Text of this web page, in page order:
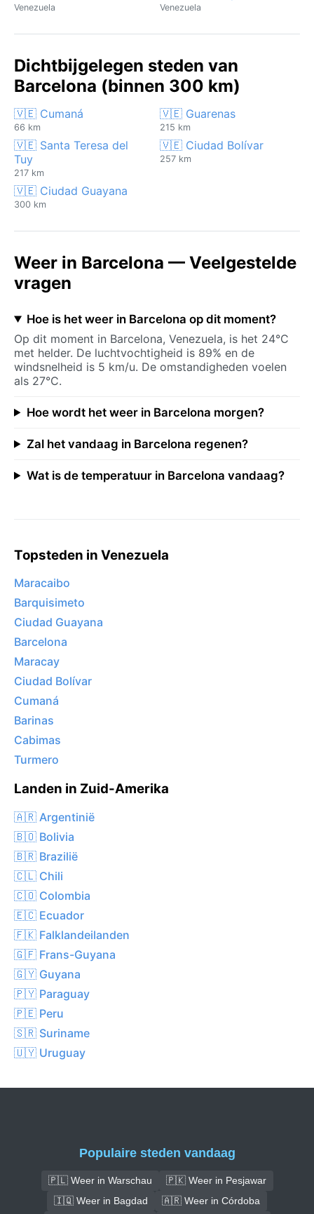
Venezuela Venezuela
Dichtbijgelegen steden van
Barcelona (binnen 300 km)
🇻🇪 Cumaná
66 km
🇻🇪 Guarenas
215 km
🇻🇪 Santa Teresa del
Tuy
217 km
🇻🇪 Ciudad Bolívar
257 km
🇻🇪 Ciudad Guayana
300 km
Weer in Barcelona — Veelgestelde
vragen
Hoe is het weer in Barcelona op dit moment?
Op dit moment in Barcelona, Venezuela, is het 24°C
met helder. De luchtvochtigheid is 89% en de
windsnelheid is 5 km/u. De omstandigheden voelen
als 27°C.
Hoe wordt het weer in Barcelona morgen?
Zal het vandaag in Barcelona regenen?
Wat is de temperatuur in Barcelona vandaag?
Topsteden in Venezuela
Maracaibo
Barquisimeto
Ciudad Guayana
Barcelona
Maracay
Ciudad Bolívar
Cumaná
Barinas
Cabimas
Turmero
Landen in Zuid-Amerika
🇦🇷 Argentinië
🇧🇴 Bolivia
🇧🇷 Brazilië
🇨🇱 Chili
🇨🇴 Colombia
🇪🇨 Ecuador
🇫🇰 Falklandeilanden
🇬🇫 Frans-Guyana
🇬🇾 Guyana
🇵🇾 Paraguay
🇵🇪 Peru
🇸🇷 Suriname
🇺🇾 Uruguay
Populaire steden vandaag
🇵🇱 Weer in Warschau
🇵🇰 Weer in Pesjawar
🇮🇶 Weer in Bagdad
🇦🇷 Weer in Córdoba